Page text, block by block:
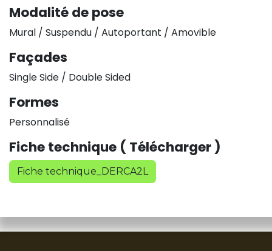
Modalité de pose
Mural / Suspendu / Autoportant / Amovible
Façades
Single Side / Double Sided
Formes
Personnalisé
Fiche technique ( Télécharger )
Fiche technique_DERCA2L